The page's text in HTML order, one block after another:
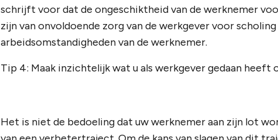
schrijft voor dat de ongeschiktheid van de werknemer
zijn van onvoldoende zorg van de werkgever voor
arbeidsomstandigheden van de werknemer.
Tip 4: Maak inzichtelijk wat u als werkgever gedaan heeft
Het is niet de bedoeling dat uw werknemer aan zijn lot